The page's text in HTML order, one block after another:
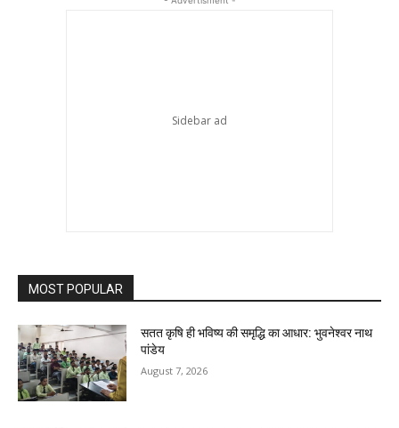
MOST POPULAR
सतत कृषि ही भविष्य की समृद्धि का आधार: भुवनेश्वर नाथ
पांडेय
August 7, 2026